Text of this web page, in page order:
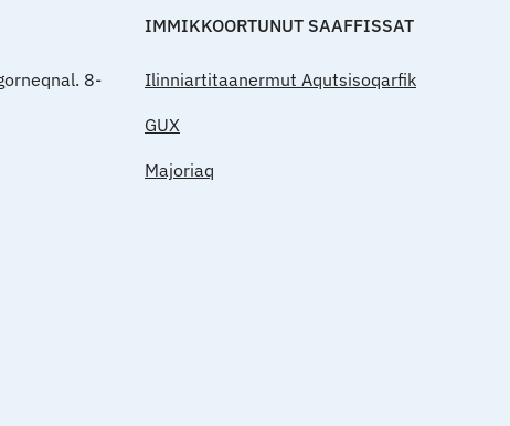
8-
IMMIKKOORTUNUT SAAFFISSAT
Ilinniartitaanermut Aqutsisoqarfik
GUX
Majoriaq